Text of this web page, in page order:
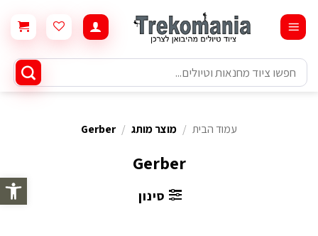
פתח
content
חיפוש
עבור:
Gerber
עמוד הבית / מוצר מותג /
Gerber
סינון